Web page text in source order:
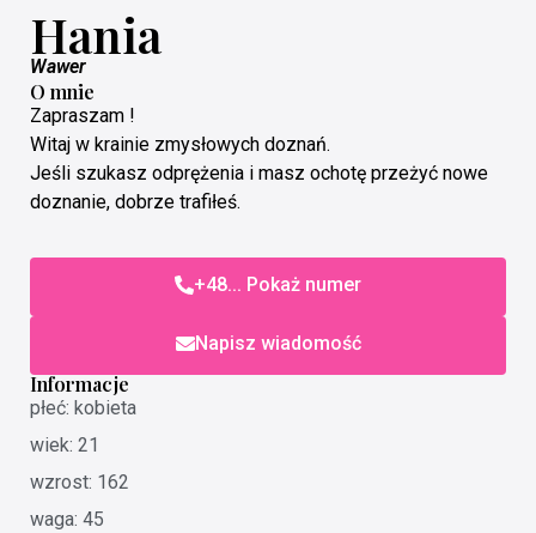
Hania
Wawer
O mnie
Zapraszam !
Witaj w krainie zmysłowych doznań.
Jeśli szukasz odprężenia i masz ochotę przeżyć nowe
doznanie, dobrze trafiłeś.
+48... Pokaż numer
Napisz wiadomość
Informacje
płeć: kobieta
wiek: 21
wzrost: 162
waga: 45